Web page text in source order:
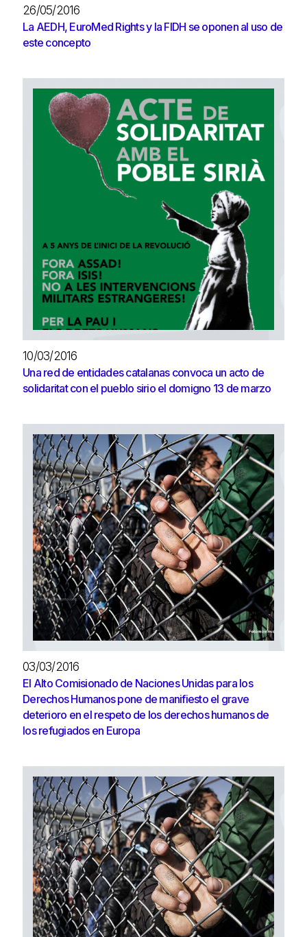
26/05/2016
La AEDH, EuroMed Rights y la FIDH se oponen al uso de
este concepto
10/03/2016
Una red de entidades catalanas convoca un acto de
solidaritat con el pueblo sirio el domigno 13 de marzo
03/03/2016
El Alto Comisionado de Naciones Unidas para los
Derechos Humanos pone de manifiesto el grave
deterioro en el respeto de los derechos humanos de
los refugiados en Europa